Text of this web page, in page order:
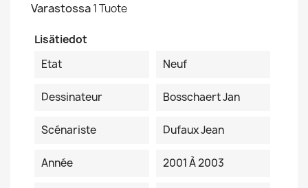
Varastossa1 Tuote
Lisätiedot
Etat
Neuf
Dessinateur Bosschaert Jan
Scénariste Dufaux Jean
Année 2001 À 2003